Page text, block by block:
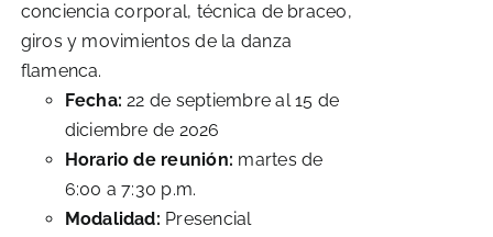
conciencia corporal, técnica de braceo,
giros y movimientos de la danza
flamenca.
Fecha:22 de septiembre al 15 de
diciembre de 2026
Horario de reunión: martes de
6:00 a 7:30 p.m.
Modalidad: Presencial